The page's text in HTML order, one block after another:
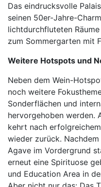
Das eindrucksvolle
seinen 50er-Jahre-
lichtdurchfluteten
zum Sommergarten mit
Weitere Hotspots und
Neben dem Wein-
noch weitere
Sonderflächen und
hervorgehoben werden.
kehrt nach
wieder zurück.
Agave im Vordergrund
erneut eine Spirituose
und Education Area in